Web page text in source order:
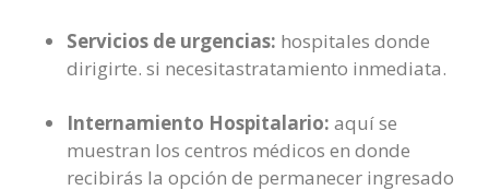
Servicios de urgencias: hospitales donde
dirigirte. si necesitastratamiento inmediata.
Internamiento Hospitalario: aquí se
muestran los centros médicos en donde
recibirás la opción de permanecer ingresado